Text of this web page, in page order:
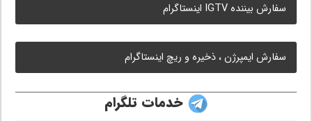
سفارش بیننده IGTV اینستاگرام
سفارش ایمپرژن ، ذخیره و ریچ اینستاگرام
خدمات تلگرام